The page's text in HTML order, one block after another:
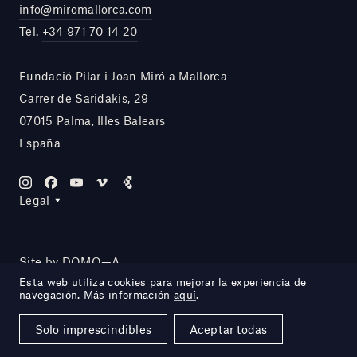
info@miromallorca.com
Tel. +34 971 70 14 20
Fundació Pilar i Joan Miró a Mallorca
Carrer de Saridakis, 29
07015 Palma, Illes Balears
España
Legal
Site by DOMO—A
Esta web utiliza cookies para mejorar la experiencia de
navegación. Más información aquí.
Solo imprescindibles Aceptar todas